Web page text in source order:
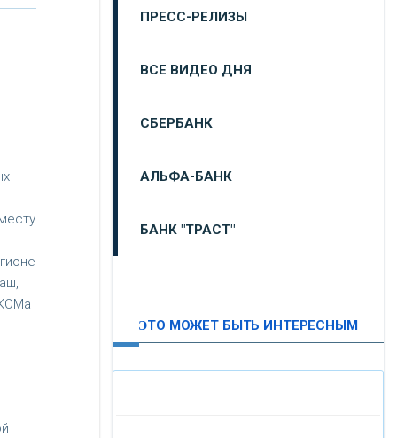
ПРЕСС-РЕЛИЗЫ
ВСЕ ВИДЕО ДНЯ
СБЕРБАНК
АЛЬФА-БАНК
БАНК "ТРАСТ"
ЭТО МОЖЕТ БЫТЬ ИНТЕРЕСНЫМ